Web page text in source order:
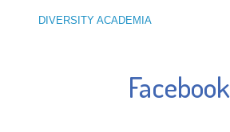
DIVERSITY ACADEMIA
Facebook